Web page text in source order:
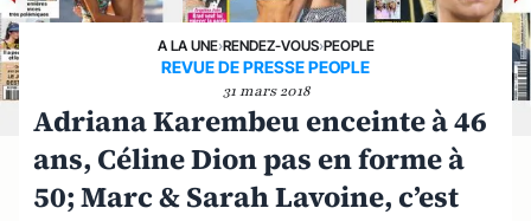
A LA UNE›RENDEZ-VOUS›PEOPLE
REVUE DE PRESSE PEOPLE
31 mars 2018
Adriana Karembeu enceinte à 46
ans, Céline Dion pas en forme à
50; Marc & Sarah Lavoine, c’est